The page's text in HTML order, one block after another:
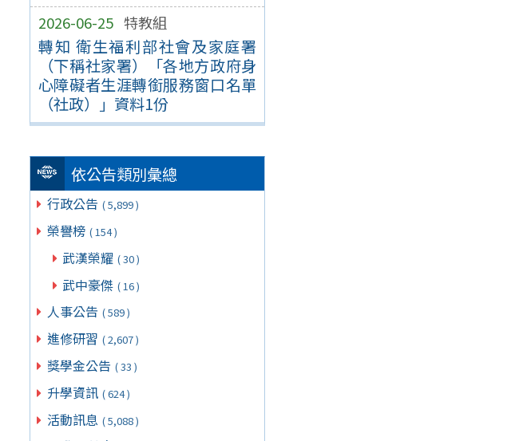
2026-06-25 特教組
轉知 衛生福利部社會及家庭署
（下稱社家署）「各地方政府身
心障礙者生涯轉銜服務窗口名單
（社政）」資料1份
依公告類別彙總
行政公告 ( 5,899 )
榮譽榜 ( 154 )
武漢榮耀 ( 30 )
武中豪傑 ( 16 )
人事公告 ( 589 )
進修研習 ( 2,607 )
獎學金公告 ( 33 )
升學資訊 ( 624 )
活動訊息 ( 5,088 )